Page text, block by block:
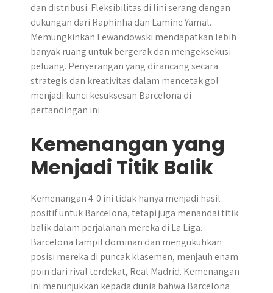
dan distribusi. Fleksibilitas di lini serang dengan
dukungan dari Raphinha dan Lamine Yamal.
Memungkinkan Lewandowski mendapatkan lebih
banyak ruang untuk bergerak dan mengeksekusi
peluang. Penyerangan yang dirancang secara
strategis dan kreativitas dalam mencetak gol
menjadi kunci kesuksesan Barcelona di
pertandingan ini.
Kemenangan yang
Menjadi Titik Balik
​Kemenangan 4-0 ini tidak hanya menjadi hasil
positif untuk Barcelona, tetapi juga menandai titik
balik dalam perjalanan mereka di La Liga.​
Barcelona tampil dominan dan mengukuhkan
posisi mereka di puncak klasemen, menjauh enam
poin dari rival terdekat, Real Madrid. Kemenangan
ini menunjukkan kepada dunia bahwa Barcelona